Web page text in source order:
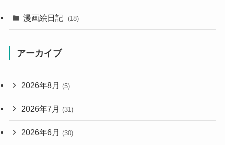
漫画絵日記 (18)
アーカイブ
2026年8月 (5)
2026年7月 (31)
2026年6月 (30)